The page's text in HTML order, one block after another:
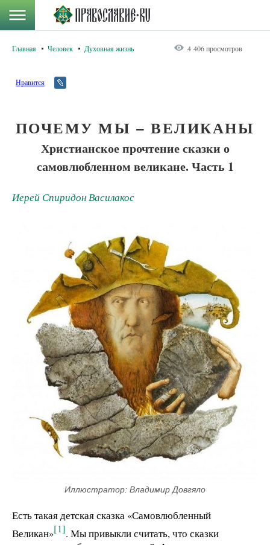
Главная Человек Духовная жизнь 4 406 просмотров
Нравится
ПОЧЕМУ МЫ – ВЕЛИКАНЫ
Христианское прочтение сказки о
самовлюбленном великане. Часть 1
Иерей Спиридон Василакос
Иллюстратор: Владимир Довгяло
Есть такая детская сказка «Самовлюбленный
Великан»[1]. Мы привыкли считать, что сказки